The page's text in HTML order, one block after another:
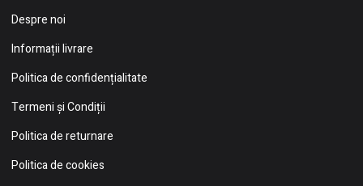
Despre noi
Informații livrare
Politica de confidențialitate
Termeni și Condiții
Politica de returnare
Politica de cookies